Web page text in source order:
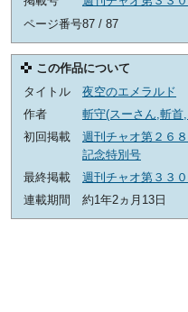
ページ番号87 / 87
この作品について
タイトル
夜空のエメラルド
作者
斬守(スーさん,斬首
初回掲載
週刊チャオ第２６
記念特別号
最終掲載
週刊チャオ第３３
連載期間
約1年2ヵ月13日